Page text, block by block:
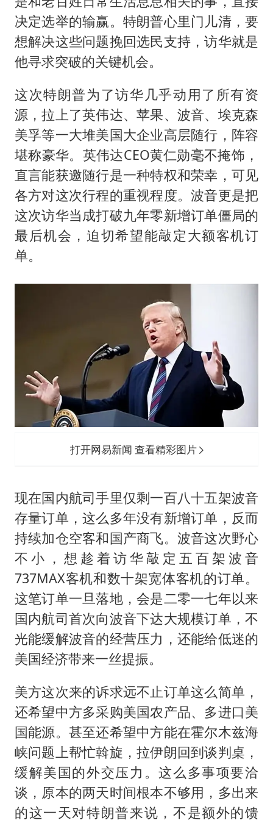
决定选举的输赢。特朗普心里门儿清，要
想解决这些问题挽回选民支持，访华就是
他寻求突破的关键机会。
这次特朗普为了访华几乎动用了所有资
源，拉上了英伟达、苹果、波音、埃克森
美孚等一大堆美国大企业高层随行，阵容
堪称豪华。英伟达CEO黄仁勋毫不掩饰，
直言能获邀随行是一种特权和荣幸，可见
各方对这次行程的重视程度。波音更是把
这次访华当成打破九年零新增订单僵局的
最后机会，迫切希望能敲定大额客机订
单。
打开网易新闻 查看精彩图片
现在国内航司手里仅剩一百八十五架波音
存量订单，这么多年没有新增订单，反而
持续加仓空客和国产商飞。波音这次野心
不小，想趁着访华敲定五百架波音
737MAX客机和数十架宽体客机的订单。
这笔订单一旦落地，会是二零一七年以来
国内航司首次向波音下达大规模订单，不
光能缓解波音的经营压力，还能给低迷的
美国经济带来一丝提振。
美方这次来的诉求远不止订单这么简单，
还希望中方多采购美国农产品、多进口美
国能源。甚至还希望中方能在霍尔木兹海
峡问题上帮忙斡旋，拉伊朗回到谈判桌，
缓解美国的外交压力。这么多事项要洽
谈，原本的两天时间根本不够用，多出来
的这一天对特朗普来说，不是额外的馈